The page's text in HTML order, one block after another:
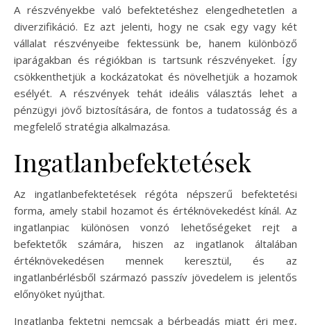
A részvényekbe való befektetéshez elengedhetetlen a
diverzifikáció. Ez azt jelenti, hogy ne csak egy vagy két
vállalat részvényeibe fektessünk be, hanem különböző
iparágakban és régiókban is tartsunk részvényeket. Így
csökkenthetjük a kockázatokat és növelhetjük a hozamok
esélyét. A részvények tehát ideális választás lehet a
pénzügyi jövő biztosítására, de fontos a tudatosság és a
megfelelő stratégia alkalmazása.
Ingatlanbefektetések
Az ingatlanbefektetések régóta népszerű befektetési
forma, amely stabil hozamot és értéknövekedést kínál. Az
ingatlanpiac különösen vonzó lehetőségeket rejt a
befektetők számára, hiszen az ingatlanok általában
értéknövekedésen mennek keresztül, és az
ingatlanbérlésből származó passzív jövedelem is jelentős
előnyöket nyújthat.
Ingatlanba fektetni nemcsak a bérbeadás miatt éri meg,